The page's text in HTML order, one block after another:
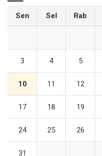
Sen Sel Rab
3 4 5
10 11 12
17 18 19
24 25 26
31
Sebelumnya